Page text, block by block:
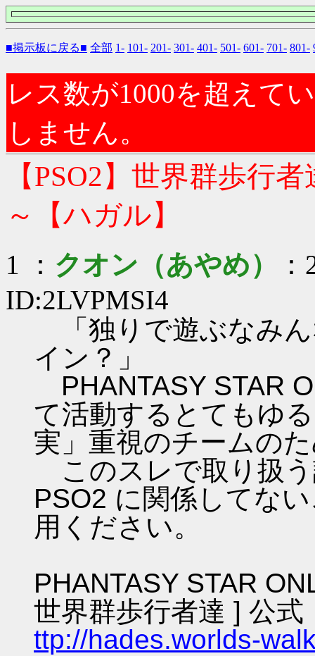
■掲示板に戻る■ 全部 1- 101- 201- 301- 401- 501- 601- 701- 801-
レス数が1000を超えて
しません。
【PSO2】世界群歩行
～【ハガル】
1 ： クオン（あやめ）
ID:2LVPMSI4
「独りで遊ぶなみ
イン？」
PHANTASY STAR
て活動するとてもゆ
実」重視のチームの
このスレで取り扱
PSO2 に関係してな
用ください。
PHANTASY STAR
世界群歩行者達 ] 公式
ttp://hades.worlds-